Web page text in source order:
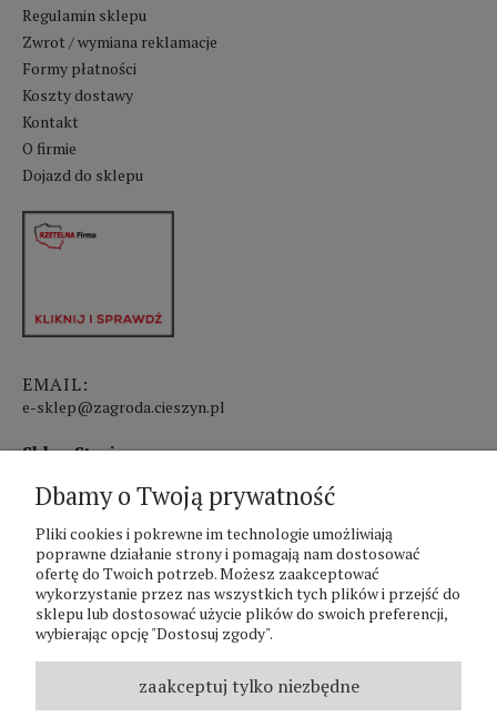
Regulamin sklepu
Zwrot / wymiana reklamacje
Formy płatności
Koszty dostawy
Kontakt
O firmie
Dojazd do sklepu
EMAIL:
e-sklep@zagroda.cieszyn.pl
Sklep Stacjonarny czynny:
pon.-pt. 8:00 - 17:00
sobota 8:00 - 13:00
PHU Zagroda A.Szlaur
ZAGRODA Centrum Ogrodnicze
UL. Hallera 116A
REGON: 070797952
Dbamy o Twoją prywatność
Pliki cookies i pokrewne im technologie umożliwiają
poprawne działanie strony i pomagają nam dostosować
ofertę do Twoich potrzeb. Możesz zaakceptować
wykorzystanie przez nas wszystkich tych plików i przejść do
sklepu lub dostosować użycie plików do swoich preferencji,
wybierając opcję "Dostosuj zgody".
zaakceptuj tylko niezbędne